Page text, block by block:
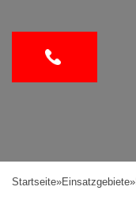
Startseite»Einsatzgebiete»